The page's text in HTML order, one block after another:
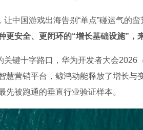
中国游戏出海告别“单点”碰运气的蛮
更安全、更闭环的“增长基础设施”，
关键十字路口，华为开发者大会
慧营销平台，鲸鸿动能释放了增长与
先被跑通的垂直行业验证样本。